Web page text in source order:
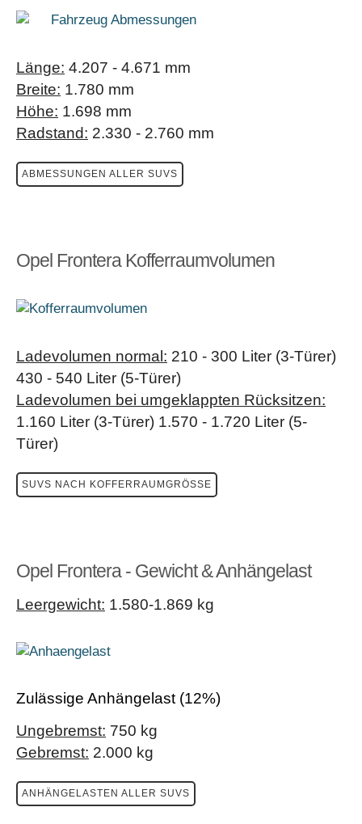
Länge: 4.207 - 4.671 mm
Breite: 1.780 mm
Höhe: 1.698 mm
Radstand: 2.330 - 2.760 mm
ABMESSUNGEN ALLER SUVS
Opel Frontera Kofferraumvolumen
Ladevolumen normal: 210 - 300 Liter (3-Türer)
430 - 540 Liter (5-Türer)
Ladevolumen bei umgeklappten Rücksitzen:
1.160 Liter (3-Türer) 1.570 - 1.720 Liter (5-
Türer)
SUVS NACH KOFFERRAUMGRÖSSE
Opel Frontera - Gewicht & Anhängelast
Leergewicht: 1.580-1.869 kg
Zulässige Anhängelast (12%)
Ungebremst: 750 kg
Gebremst: 2.000 kg
ANHÄNGELASTEN ALLER SUVS